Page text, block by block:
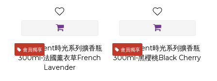
會員獨享 會員獨享